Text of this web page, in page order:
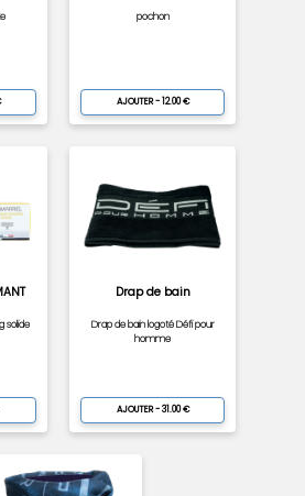
pochon
AJOUTER - 12.00 €
solide
Drap de bain
Drap de bain logoté Défi pour
homme
AJOUTER - 31.00 €